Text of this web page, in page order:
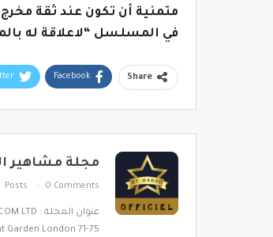
متمنية أن تكون عند ثقة
في المسلسل “لاعلاقة له
Share
Facebook
مجلة مشاهير
Posts 0 Comments
عنوان المجلة : ET-MAROC.COM LTD
71-75 Shelton Street Covent Garden London